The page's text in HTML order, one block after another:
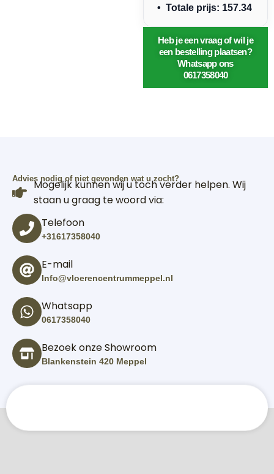
• Totale prijs: 157.34
Heb je een vraag of wil je
een bestelling plaatsen?
Whatsapp ons
0617358040
Advies nodig of niet gevonden wat u zocht?
Mogelijk kunnen wij u toch verder helpen. Wij
staan u graag te woord via:
Telefoon
+31617358040
E-mail
Info@vloerencentrummeppel.nl
Whatsapp
0617358040
Bezoek onze Showroom
Blankenstein 420 Meppel